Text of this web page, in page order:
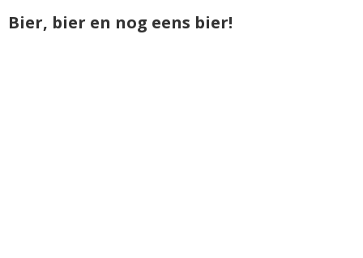
Bier, bier en nog eens bier!